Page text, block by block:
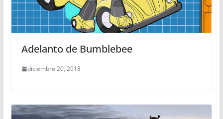
Adelanto de Bumblebee
diciembre 20, 2018